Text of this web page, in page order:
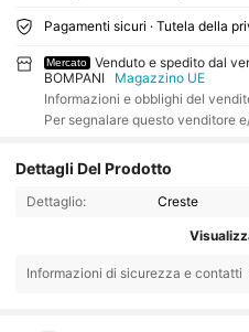
Pagamenti sicuri · Tutela della
Mercato
Venduto e spedito dal
BOMPANI
Magazzino UE
Informazioni e obblighi del
Per segnalare questo venditore
Dettagli Del Prodotto
Dettaglio: Creste
Informazioni di sicurezza e contatti